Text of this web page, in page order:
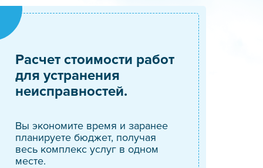
Расчет стоимости работ
для устранения
неисправностей.
Вы экономите время и заранее
планируете бюджет, получая
весь комплекс услуг в одном
месте.